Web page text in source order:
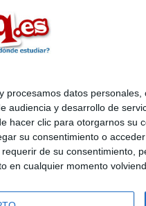
datos
audiencia y desarrollo de
clic para otorgarnos
su consentimiento o
de su consentimiento,
cualquier momento
|Anúnciate
generales|Política de
- 28006 Madrid [ESPAÑA] -